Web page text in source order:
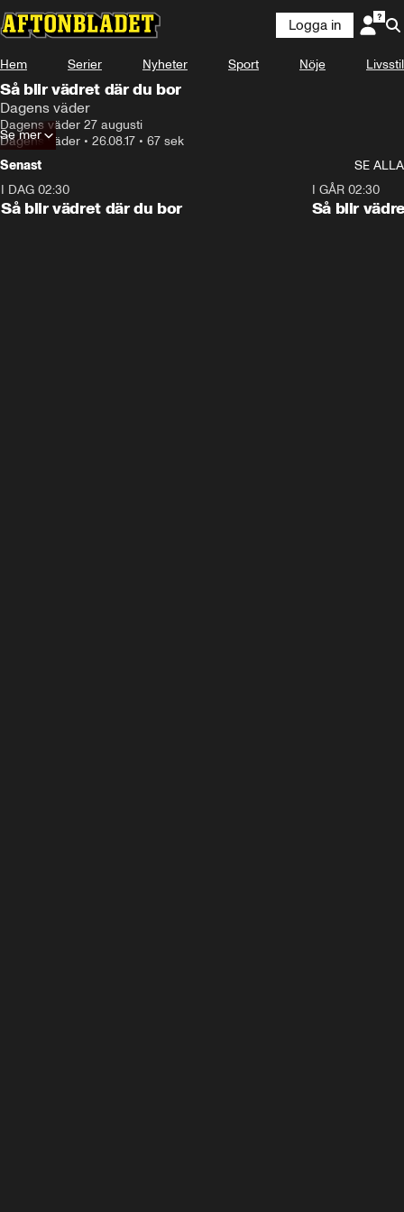
Logga in
Hem Serier Nyheter Sport Nöje Livsstil
Så blir vädret där du bor
Dagens väder
Dagens väder 27 augusti
Dagens väder • 26.08.17 • 67 sek
Se mer
Senast
SE ALLA
I DAG 02:30
Så blir vädret där du bor
I GÅR 02:30
Så blir